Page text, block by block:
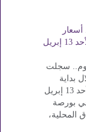
أسعار
الدواجن اليوم الأحد 13 إبريل
سجلت
بداية
تعاملات اليوم الأحد 13 إبريل
في بورصة
المحلية،
على التوالي،